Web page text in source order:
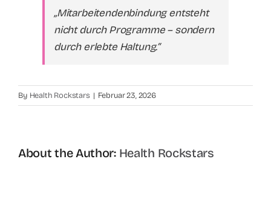
„Mitarbeitendenbindung entsteht
nicht durch Programme – sondern
durch erlebte Haltung.“
By Health Rockstars | Februar 23, 2026
About the Author: Health Rockstars